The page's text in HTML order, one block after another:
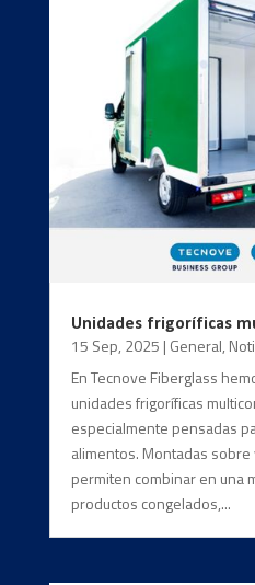
Unidades frigoríficas
15 Sep, 2025 | General,
En Tecnove Fiberglass
unidades frigoríficas
especialmente pensadas
alimentos. Montadas
permiten combinar en una
productos congelados,...